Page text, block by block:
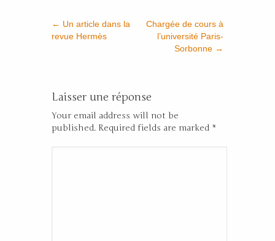
← Un article dans la
revue Hermès
Chargée de cours à
l’université Paris-
Sorbonne →
Laisser une réponse
Your email address will not be
published. Required fields are marked *